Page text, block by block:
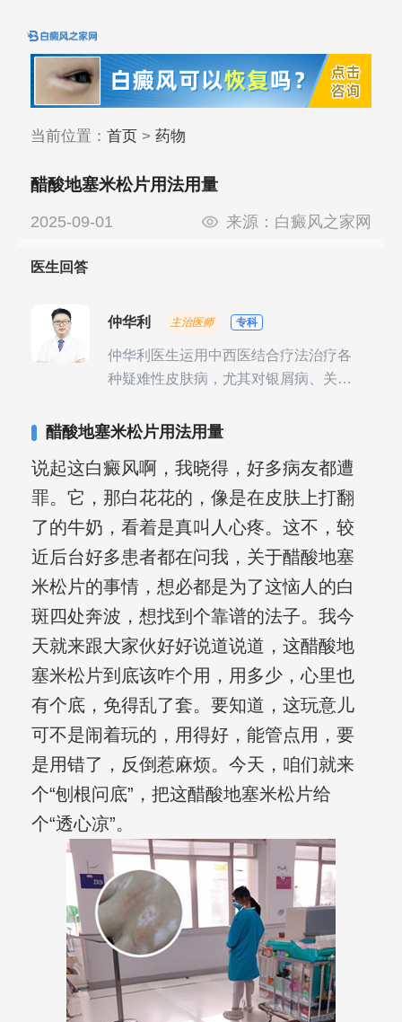
当前位置： 首页> 药物
醋酸地塞米松片用法用量
2025-09-01 来源： 白癜风之家网
医生回答
仲华利 主治医师 专科
仲华利医生运用中西医结合疗法治疗各
种疑难性皮肤病，尤其对银屑病、关节
醋酸地塞米松片用法用量
说起这白癜风啊，我晓得，好多病友都遭
罪。它，那白花花的，像是在皮肤上打翻
了的牛奶，看着是真叫人心疼。这不，较
近后台好多患者都在问我，关于醋酸地塞
米松片的事情，想必都是为了这恼人的白
斑四处奔波，想找到个靠谱的法子。我今
天就来跟大家伙好好说道说道，这醋酸地
塞米松片到底该咋个用，用多少，心里也
有个底，免得乱了套。要知道，这玩意儿
可不是闹着玩的，用得好，能管点用，要
是用错了，反倒惹麻烦。今天，咱们就来
个“刨根问底”，把这醋酸地塞米松片给
个“透心凉”。